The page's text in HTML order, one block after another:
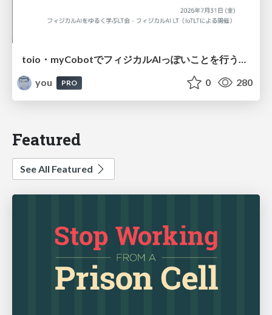
toio・myCobotでフィジカルAIっぽいことを行うための検討（とりあえず調査） / フィジカルAI LT（IoTLTによる開催）
you
PRO 0 280
Featured
See All Featured